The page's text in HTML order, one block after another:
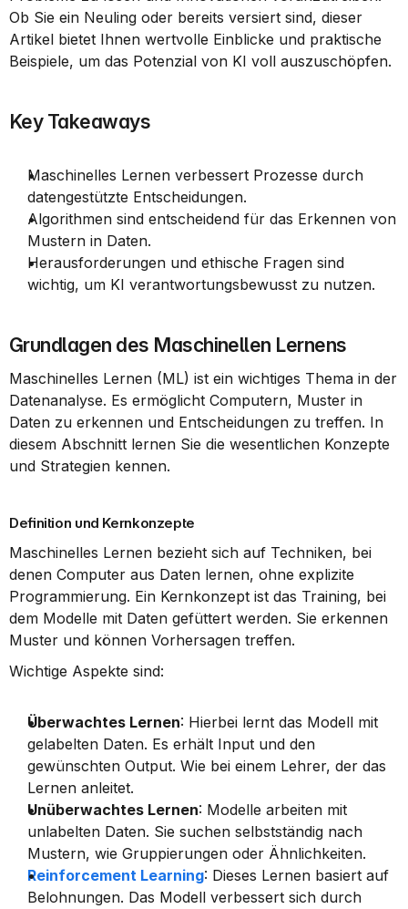
Ob Sie ein Neuling oder bereits versiert sind, dieser
Artikel bietet Ihnen wertvolle Einblicke und praktische
Beispiele, um das Potenzial von KI voll auszuschöpfen.
Key Takeaways
Maschinelles Lernen verbessert Prozesse durch
datengestützte Entscheidungen.
Algorithmen sind entscheidend für das Erkennen von
Mustern in Daten.
Herausforderungen und ethische Fragen sind
wichtig, um KI verantwortungsbewusst zu nutzen.
Grundlagen des Maschinellen Lernens
Maschinelles Lernen (ML) ist ein wichtiges Thema in der
Datenanalyse. Es ermöglicht Computern, Muster in
Daten zu erkennen und Entscheidungen zu treffen. In
diesem Abschnitt lernen Sie die wesentlichen Konzepte
und Strategien kennen.
Definition und Kernkonzepte
Maschinelles Lernen bezieht sich auf Techniken, bei
denen Computer aus Daten lernen, ohne explizite
Programmierung. Ein Kernkonzept ist das Training, bei
dem Modelle mit Daten gefüttert werden. Sie erkennen
Muster und können Vorhersagen treffen.
Wichtige Aspekte sind:
Überwachtes Lernen: Hierbei lernt das Modell mit
gelabelten Daten. Es erhält Input und den
gewünschten Output. Wie bei einem Lehrer, der das
Lernen anleitet.
Unüberwachtes Lernen: Modelle arbeiten mit
unlabelten Daten. Sie suchen selbstständig nach
Mustern, wie Gruppierungen oder Ähnlichkeiten.
Reinforcement Learning: Dieses Lernen basiert auf
Belohnungen. Das Modell verbessert sich durch